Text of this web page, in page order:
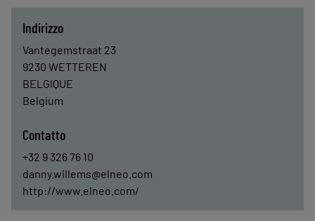
Indirizzo
Vantegemstraat 23
9230 WETTEREN
BELGIQUE
Belgium
Contatto
+32 9 326 76 10
danny.willems@elneo.com
http://www.elneo.com/